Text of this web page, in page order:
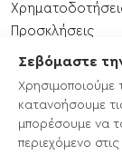
Σεβόμαστε
Χρησιμοποιούμε
κατανοήσουμε
μπορέσουμε να
περιεχόμενο
Προσκλήσεις
Εκδηλώσεις
Χάρτης ιστότοπου
CLLD/LEADER